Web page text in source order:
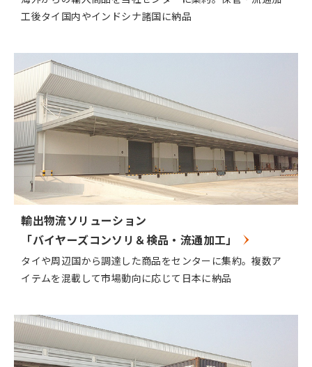
工後タイ国内やインドシナ諸国に納品
輸出物流ソリューション
「バイヤーズコンソリ＆検品・流通加工」
タイや周辺国から調達した商品をセンターに集約。複数ア
イテムを混載して市場動向に応じて日本に納品